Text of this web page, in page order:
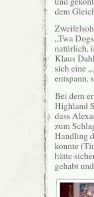
dem
„Twa
natürlich,
Klaus
sich eine
entspann,
Bei dem
Highland
dass
zum
Handling
konnte
hätte
gehabt